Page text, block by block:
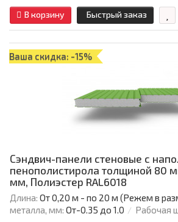
В корзину Быстрый заказ
Ваша скидка: -15%
Сэндвич-панели стеновые с
пенополистирола толщиной 80
мм, Полиэстер RAL6018
Длина: От 0,20 м - по 20 м (Режем в
металла, мм: От-0.35 до 1.0 Рабочая